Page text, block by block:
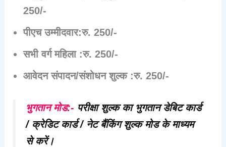
250/-
पीएच उम्मीदवार:रु. 250/-
सभी वर्ग महिला :रु. 250/-
आवेदन संपादन/संशोधन शुल्क :रु. 250/-
भुगतान मोड:- परीक्षा शुल्क का भुगतान डेबिट कार्ड
/ क्रेडिट कार्ड / नेट बैंकिंग शुल्क मोड के माध्यम
से करें।